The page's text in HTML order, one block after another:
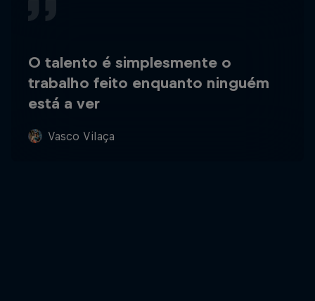
O talento é simplesmente o
trabalho feito enquanto ninguém
está a ver
Vasco Vilaça